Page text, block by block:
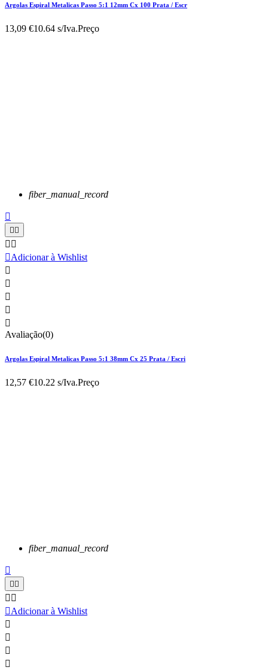
Argolas Espiral Metalicas Passo 5:1 12mm Cx 100 Prata / Escr
13,09 €10.64 s/Iva.Preço
fiber_manual_record

 
 
Adicionar à Wishlist





Avaliação(0)
Argolas Espiral Metalicas Passo 5:1 38mm Cx 25 Prata / Escri
12,57 €10.22 s/Iva.Preço
fiber_manual_record

 
 
Adicionar à Wishlist



